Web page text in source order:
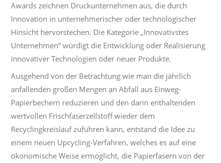
Awards zeichnen Druckunternehmen aus, die durch
Innovation in unternehmerischer oder technologischer
Hinsicht hervorstechen. Die Kategorie „Innovativstes
Unternehmen“ würdigt die Entwicklung oder Realisierung
innovativer Technologien oder neuer Produkte.
Ausgehend von der Betrachtung wie man die jährlich
anfallenden großen Mengen an Abfall aus Einweg-
Papierbechern reduzieren und den darin enthaltenden
wertvollen Frischfaserzellstoff wieder dem
Recyclingkreislauf zuführen kann, entstand die Idee zu
einem neuen Upcycling-Verfahren, welches es auf eine
ökonomische Weise ermöglicht, die Papierfasern von der